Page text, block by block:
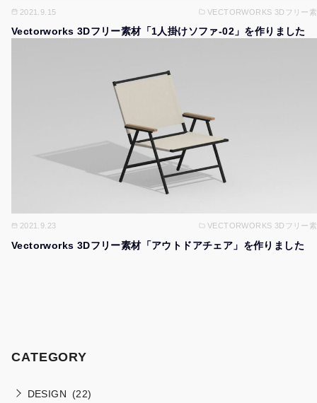
2021.9.15 VECTORWORKS 3Dフリー
Vectorworks 3Dフリー素材「1人掛けソファ-02」を作りました
2021.9.23 VECTORWORKS 3Dフリー
Vectorworks 3Dフリー素材「アウトドアチェア」を作りました
CATEGORY
DESIGN (22)